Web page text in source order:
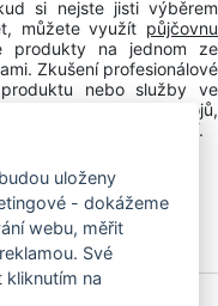
si nejste jisti výběrem
můžete využít půjčovnu
produkty na jednom ze
Zkušení profesionálové
nebo služby ve
prémiovou kvalitu strojů,
ale i v zaměstnání.
uloženy
- dokážeme
webu, měřit
Své
kliknutím na